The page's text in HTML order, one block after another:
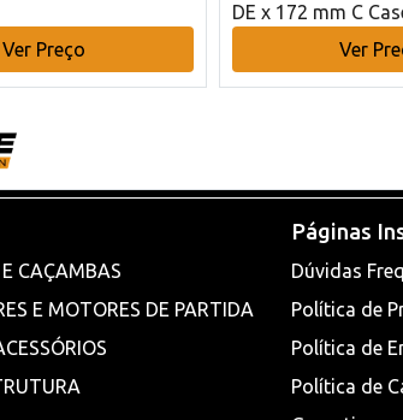
Ver Preço
DE x 172 mm C
Ver
CAÇAMBAS
E MOTORES DE PARTIDA
Páginas
Dúvidas
Política de
Política de
Política de